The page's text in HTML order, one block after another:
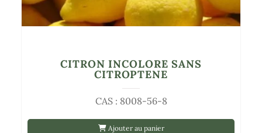
Ajouter au panier
CAS : 8008-56-8
CITRON INCOLORE SANS
CITROPTENE